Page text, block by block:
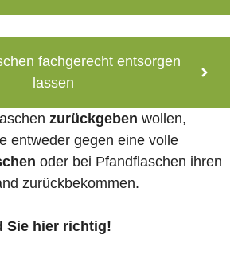
fachgerecht entsorgen
lassen
zurückgeben wollen,
entweder gegen eine volle
oder bei Pfandflaschen ihren
zurückbekommen.
Sie hier richtig!